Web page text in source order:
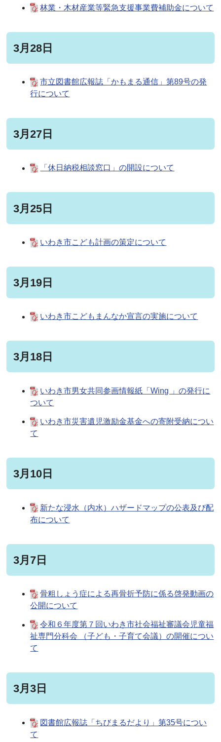
林業・木材産業等緊急支援事業費補助金について
3月28日
市立図書館広報誌「かもまる通信」第89号の発
行について
3月27日
「休日納税相談窓口」の開設について
3月25日
いわき市こども計画の策定について
3月19日
いわき市こどもまんなか宣言の実施について
3月18日
いわき市男女共同参画情報紙「Wing 」の発行に
ついて
いわき市災害遺児激励金基金への寄附受納につい
て
3月10日
新たな浸水（内水）ハザードマップの公表及び配
布について
3月7日
骨粗しょう症による再骨折予防に係る啓発動画の
公開について
令和６年度第７回いわき市社会福祉審議会児童福
祉専門分科会 （子ども・子育て会議）の開催につい
て
3月3日
図書館広報誌「ちびまるだより」第35号につい
て